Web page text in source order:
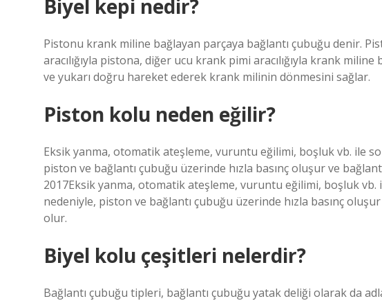
Biyel kepi nedir?
Pistonu krank miline bağlayan parçaya bağlantı çubuğu denir.
aracılığıyla pistona, diğer ucu krank pimi aracılığıyla krank
ve yukarı doğru hareket ederek krank milinin dönmesini sağlar.
Piston kolu neden eğilir?
Eksik yanma, otomatik ateşleme, vuruntu eğilimi, boşluk vb. ile
piston ve bağlantı çubuğu üzerinde hızla basınç oluşur ve
2017Eksik yanma, otomatik ateşleme, vuruntu eğilimi, boşluk vb.
nedeniyle, piston ve bağlantı çubuğu üzerinde hızla basınç
olur.
Biyel kolu çeşitleri nelerdir?
Bağlantı çubuğu tipleri, bağlantı çubuğu yatak deliği olarak da